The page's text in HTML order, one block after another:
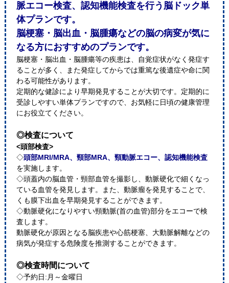
脈エコー検査、認知機能検査を行う脳ドック単
体プランです。
脳梗塞・脳出血・脳腫瘍などの脳の病変が気に
なる方におすすめのプランです。
脳梗塞・脳出血・脳腫瘍等の疾患は、自覚症状がなく発症す
ることが多く、また発症してからでは重篤な後遺症や命に関
わる可能性があります。
定期的な健診により早期発見することが大切です。定期的に
受診しやすい単体プランですので、お気軽に日頃の健康管理
にお役立てください。
◎検査について
<頭部検査>
◇頭部MRI/MRA、頸部MRA、頸動脈エコー、認知機能検査
を実施します。
◇頭蓋内の脳血管・頸部血管を撮影し、動脈硬化で細くなっ
ている血管を発見します。また、動脈瘤を発見することで、
くも膜下出血を早期発見することができます。
◇動脈硬化になりやすい頸動脈(首の血管)部分をエコーで検
査します。
動脈硬化が原因となる脳疾患や心筋梗塞、大動脈解離などの
病気が発症する危険度を推測することができます。
◎検査時間について
◇予約日:月～金曜日